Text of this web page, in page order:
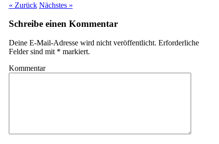
« Zurück Nächstes »
Schreibe einen Kommentar
Deine E-Mail-Adresse wird nicht veröffentlicht. Erforderliche
Felder sind mit * markiert.
Kommentar